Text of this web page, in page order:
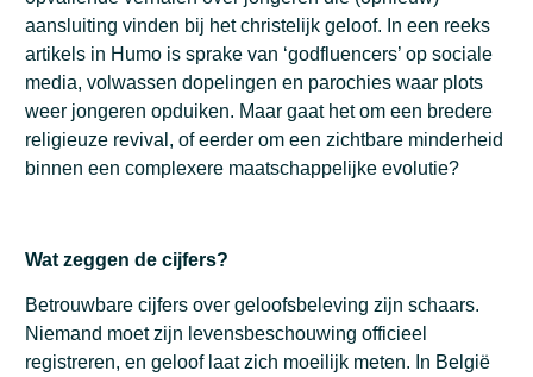
aansluiting vinden bij het christelijk geloof. In een reeks
artikels in Humo is sprake van ‘godfluencers’ op sociale
media, volwassen dopelingen en parochies waar plots
weer jongeren opduiken. Maar gaat het om een bredere
religieuze revival, of eerder om een zichtbare minderheid
binnen een complexere maatschappelijke evolutie?
Wat zeggen de cijfers?
Betrouwbare cijfers over geloofsbeleving zijn schaars.
Niemand moet zijn levensbeschouwing officieel
registreren, en geloof laat zich moeilijk meten. In België